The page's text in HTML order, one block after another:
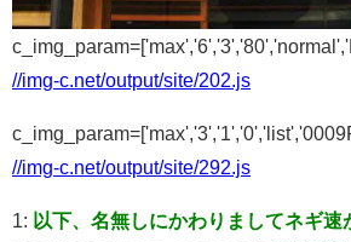
//img-c.net/output/site/202.js
//img-c.net/output/site/292.js
1: 以下、名無しにかわりましてネギ速